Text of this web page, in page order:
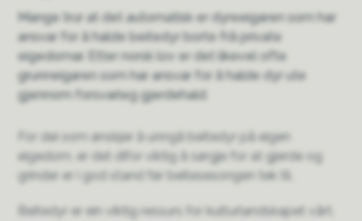
Mange trur at det automatisk er dyreeigaren som har
ansvar for å halde beitedyr borte frå private
eigedomar. Etter norsk lov er det likevel ofte
grunneigaren som har ansvar for å halde dyr ute
gjennom forsvarleg gjerdehald.
For dei som ønskjer å unngå beitedyr på eigen
eigedom, er det difor viktig å sørgje for at gjerde og
grinder er i god stand før beitesesongen tek til.
Beitedyr er ein viktig ressurs for kulturlandskapet vårt.